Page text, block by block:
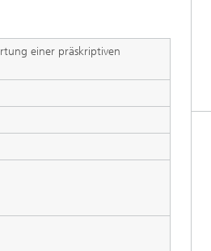
einer präskriptiven